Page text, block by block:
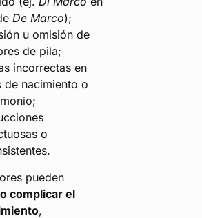
De Marco);
u omisión de
de pila;
incorrectas en
de nacimiento o
o
pueden
complicar el
,